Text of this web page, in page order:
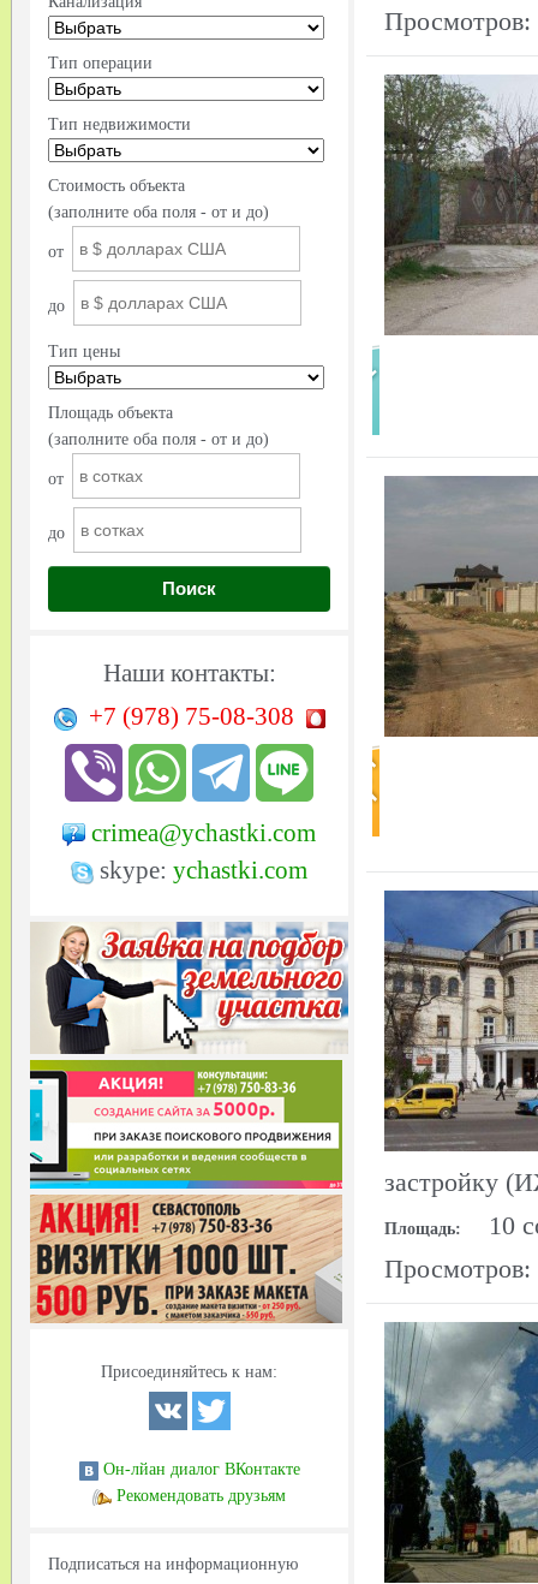
Тип операции
Тип недвижимости
Стоимость объекта
(заполните оба поля - от и до)
от
до
Тип цены
Площадь объекта
(заполните оба поля - от и до)
от
до
Поиск
Наши контакты:
+7 (978) 75-08-308
crimea@ychastki.com
skype: ychastki.com
Присоединяйтесь к нам:
Он-лйан диалог ВКонтакте
Рекомендовать друзьям
Подписаться на информационную
Просмотров:
застройку
Площадь:
10
Просмотров: